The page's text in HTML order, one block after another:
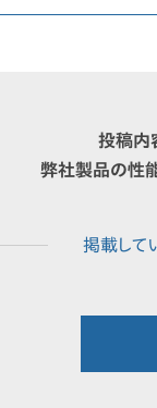
投稿内
弊社製品の性